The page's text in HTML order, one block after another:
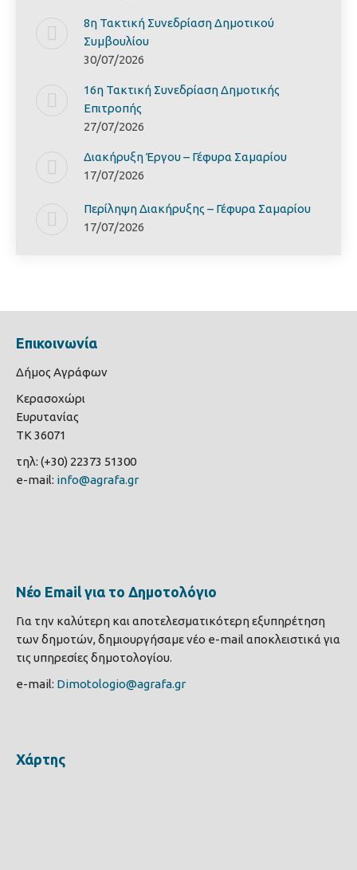
8η Τακτική Συνεδρίαση Δημοτικού
Συμβουλίου
30/07/2026
16η Τακτική Συνεδρίαση Δημοτικής
Επιτροπής
27/07/2026
Διακήρυξη Έργoυ – Γέφυρα Σαμαρίoυ
17/07/2026
Περίληψη Διακήρυξης – Γέφυρα Σαμαρίoυ
17/07/2026
Επικοινωνία
Δήμος Αγράφων
Κερασοχώρι
Ευρυτανίας
ΤΚ 36071
τηλ: (+30) 22373 51300
e-mail: info@agrafa.gr
Νέο Email για το Δημοτολόγιο
Για την καλύτερη και αποτελεσματικότερη εξυπηρέτηση
των δημοτών, δημιουργήσαμε νέο e-mail αποκλειστικά για
τις υπηρεσίες δημοτολογίου.
e-mail: Dimotologio@agrafa.gr
Χάρτης